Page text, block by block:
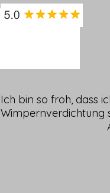
Ich bin so froh, dass
Wimpernverdichtung